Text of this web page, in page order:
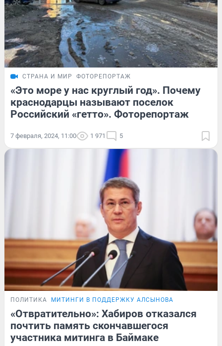
СТРАНА И МИР ФОТОРЕПОРТАЖ
«Это море у нас круглый год». Почему
краснодарцы называют поселок
Российский «гетто». Фоторепортаж
7 февраля, 2024, 11:00 1 971 5
ПОЛИТИКА МИТИНГИ В ПОДДЕРЖКУ АЛСЫНОВА
«Отвратительно»: Хабиров отказался
почтить память скончавшегося
участника митинга в Баймаке